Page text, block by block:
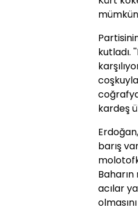
kutladı.
kardeş
barış
acılar